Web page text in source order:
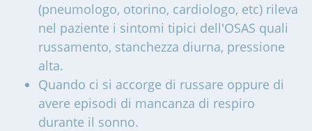
(pneumologo, otorino, cardiologo, etc) rileva
nel paziente i sintomi tipici dell'OSAS quali
russamento, stanchezza diurna, pressione
alta.
Quando ci si accorge di russare oppure di
avere episodi di mancanza di respiro
durante il sonno.